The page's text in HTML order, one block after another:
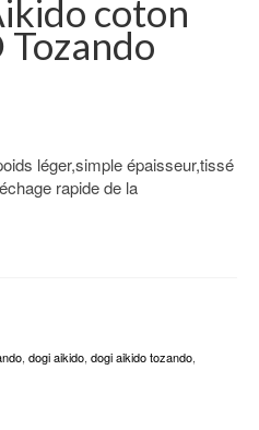
coton
Tozando
léger,simple épaisseur,tissé
rapide de la
, dogi aikido, dogi aikido tozando,